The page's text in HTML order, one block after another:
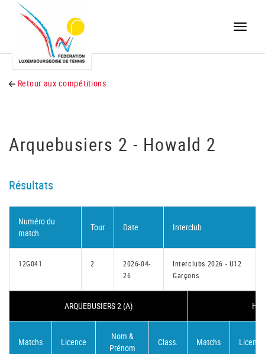
Toggle
Retour aux compétitions
Arquebusiers 2 - Howald 2
Résultats
Numéro du
match
Tour Date Interclub
12G041 2
2026-04-
26
Interclubs 2026 - U12
Garçons
ARQUEBUSIERS 2 (A)
Matchs Licence
Nom &
Prénom
Class. Matchs Licence